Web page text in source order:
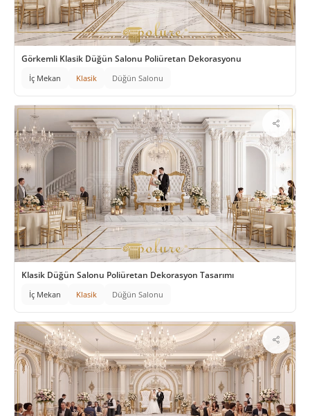
Görkemli Klasik Düğün Salonu Poliüretan Dekorasyonu
İç Mekan Klasik Düğün Salonu
Klasik Düğün Salonu Poliüretan Dekorasyon Tasarımı
İç Mekan Klasik Düğün Salonu